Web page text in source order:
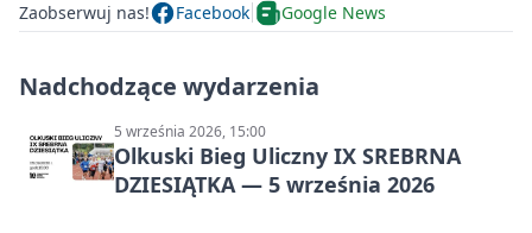
Zaobserwuj nas! Facebook Google News
Nadchodzące wydarzenia
5 września 2026, 15:00
Olkuski Bieg Uliczny IX SREBRNA
DZIESIĄTKA — 5 września 2026